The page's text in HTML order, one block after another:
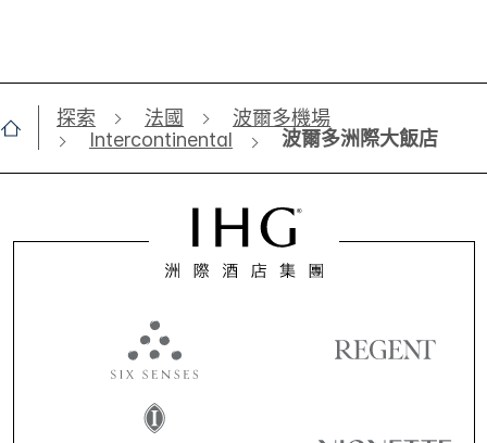
探索 法國
波爾多機場
Intercontinental
波爾多洲際大飯店